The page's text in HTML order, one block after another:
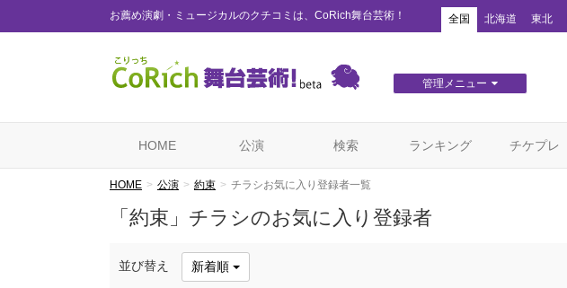
お薦め演劇・ミュージカルのクチコミは、CoRich舞台芸術！ 全国 北海道 東北
管理メニュー
HOME 公演 検索 ランキング チケプレ
HOME 公演 約束 チラシお気に入り登録者一覧
「約束」チラシのお気に入り登録者
並び替え 新着順